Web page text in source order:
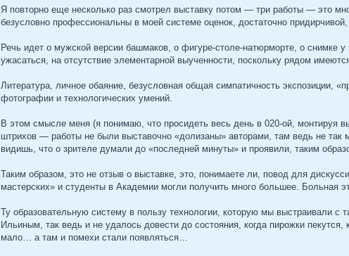
Я повторно еще несколько раз смотрел выставку потом — три работы — это
безусловно профессиональны в моей системе оценок, достаточно
Речь идет о мужской версии башмаков, о фигуре-столе-натюрморте, о снимке
ужасаться, на отсутствие элементарной выученности, поскольку рядом
Литература, личное обаяние, безусловная общая симпатичность экспозиции,
фотографии и технологических умений.
В этом смысле меня (я понимаю, что просидеть весь день в 020-ой, монтируя
штрихов — работы не были выставочно «долизаны» авторами, там ведь не
видишь, что о зрителе думали до «последней минуты» и проявили, таким
Таким образом, это не отзыв о выставке, это, понимаете ли, повод для
мастерских» и студенты в Академии могли получить много большее. Больная
Ту образовательную систему в пользу технологии, которую мы выстраивали
Ильиным, так ведь и не удалось довести до состояния, когда пирожки
мало… а там и помехи стали появляться…